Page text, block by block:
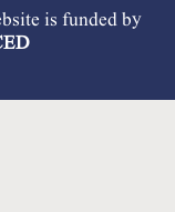
is funded by